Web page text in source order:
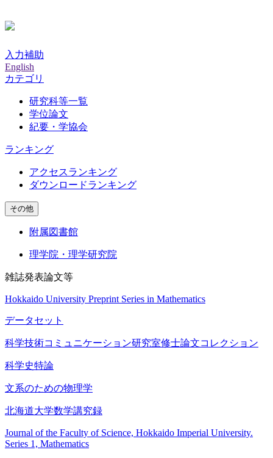
入力補助
English
カテゴリ
研究科等一覧
学位論文
紀要・学協会
ランキング
アクセスランキング
ダウンロードランキング
その他
附属図書館
理学院・理学研究院
雑誌発表論文等
Hokkaido University Preprint Series in Mathematics
データセット
科学技術コミュニケーション研究室修士論文コレクション
科学史特論
文系のための物理学
北海道大学数学講究録
Journal of the Faculty of Science, Hokkaido Imperial University.
Series 1, Mathematics